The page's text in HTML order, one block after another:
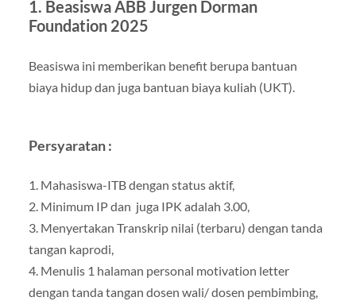
1. Beasiswa ABB Jurgen Dorman
Foundation 2025
Beasiswa ini memberikan benefit berupa bantuan
biaya hidup dan juga bantuan biaya kuliah (UKT).
Persyaratan :
1. Mahasiswa-ITB dengan status aktif,
2. Minimum IP dan juga IPK adalah 3.00,
3. Menyertakan Transkrip nilai (terbaru) dengan tanda
tangan kaprodi,
4. Menulis 1 halaman personal motivation letter
dengan tanda tangan dosen wali/ dosen pembimbing,